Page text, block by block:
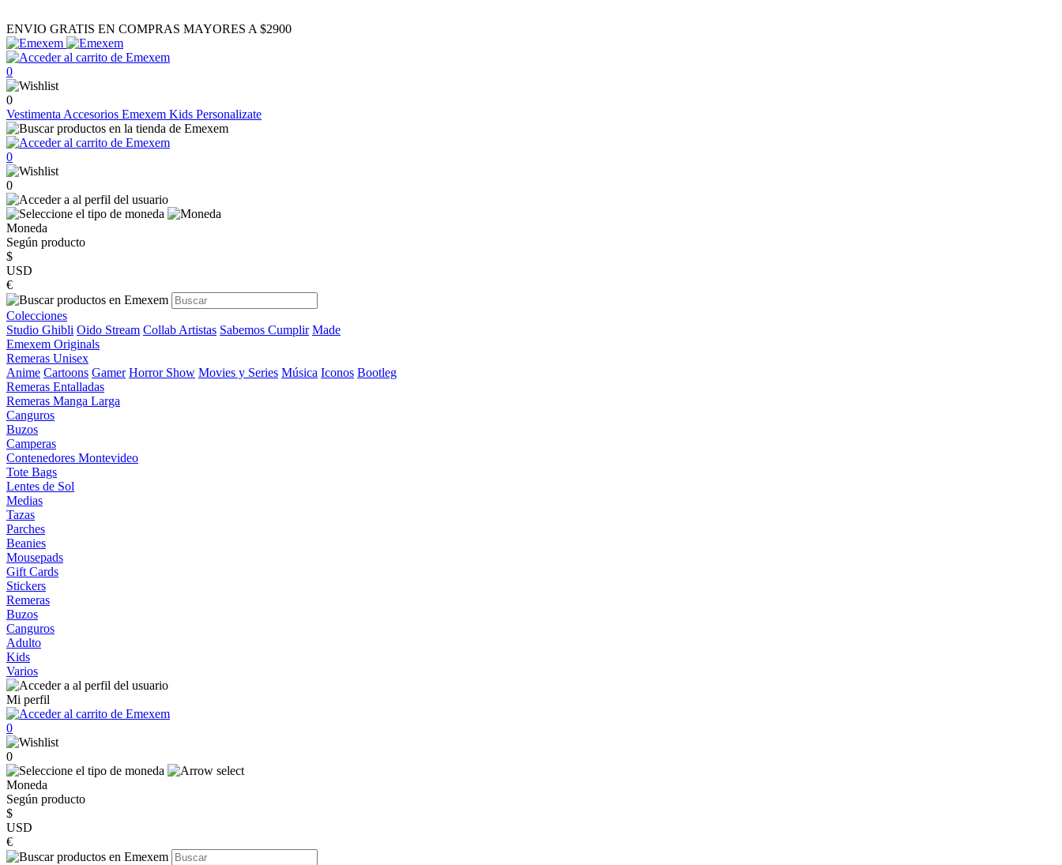
ENVIO GRATIS EN COMPRAS MAYORES A $2900
0
0
Vestimenta Accesorios Emexem Kids Personalizate
0
0
Moneda
Según producto
$
USD
€
Colecciones
Studio Ghibli Oido Stream Collab Artistas Sabemos Cumplir Made
Emexem Originals
Remeras Unisex
Anime Cartoons Gamer Horror Show Movies y Series Música Iconos Bootleg
Remeras Entalladas
Remeras Manga Larga
Canguros
Buzos
Camperas
Contenedores Montevideo
Tote Bags
Lentes de Sol
Medias
Tazas
Parches
Beanies
Mousepads
Gift Cards
Stickers
Remeras
Buzos
Canguros
Adulto
Kids
Varios
Mi perfil
0
0
Moneda
Según producto
$
USD
€